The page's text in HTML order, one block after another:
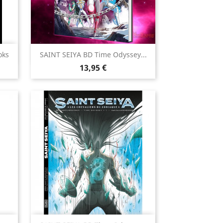
SAINT SEIYA BD Time Odyssey...
Prix
13,95 €
Aperçu rapide